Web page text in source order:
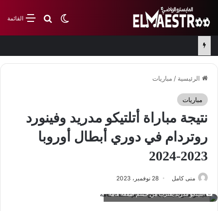
القائمةبحث عن
الوضع المظلم
الرئيسية / مباريات
مباريات
نتيجة مباراة أتلتيكو مدريد وفينورد
روتردام في دوري أبطال أوروبا
2023-2024
منى كامل 28 نوفمبر، 2023
أتليتكو مدريد يقترب من حسم صفقة هامة